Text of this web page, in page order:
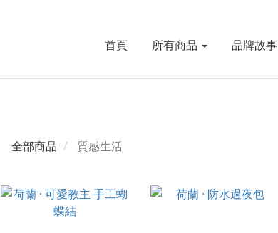
首頁 所有商品 品牌故事
全部商品 質感生活